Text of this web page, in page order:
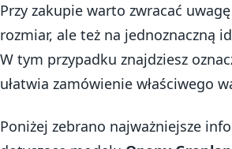
Przy zakupie warto zwracać
rozmiar, ale też na jednoznaczną
W tym przypadku znajdziesz
ułatwia zamówienie właściwego
Poniżej zebrano najważniejsze